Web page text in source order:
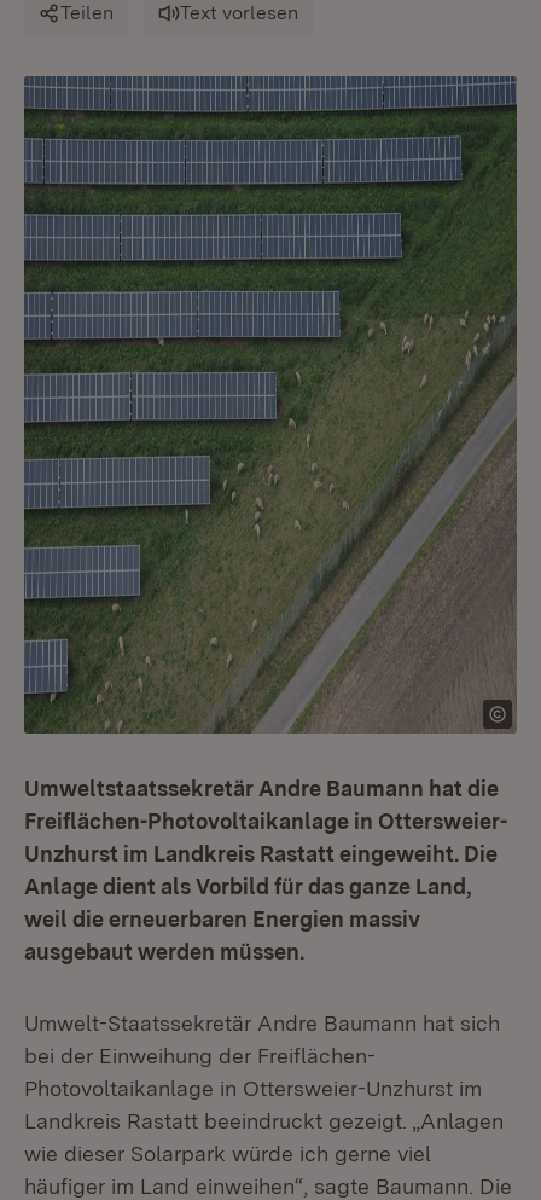
Teilen Text vorlesen
Umweltstaatssekretär Andre Baumann hat die
Freiflächen-Photovoltaikanlage in Ottersweier-
Unzhurst im Landkreis Rastatt eingeweiht. Die
Anlage dient als Vorbild für das ganze Land,
weil die erneuerbaren Energien massiv
ausgebaut werden müssen.
Umwelt-Staatssekretär Andre Baumann hat sich
bei der Einweihung der Freiflächen-
Photovoltaikanlage in Ottersweier-Unzhurst im
Landkreis Rastatt beeindruckt gezeigt. „Anlagen
wie dieser Solarpark würde ich gerne viel
häufiger im Land einweihen“, sagte Baumann. Die